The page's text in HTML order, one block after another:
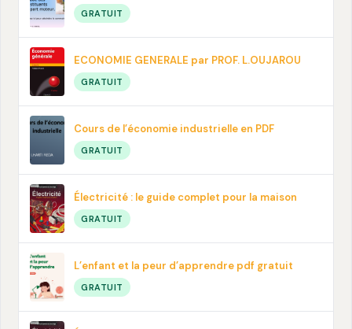
GRATUIT
ECONOMIE GENERALE par PROF. L.OUJAROU
GRATUIT
Cours de l’économie industrielle en PDF
GRATUIT
Électricité : le guide complet pour la maison
GRATUIT
L’enfant et la peur d’apprendre pdf gratuit
GRATUIT